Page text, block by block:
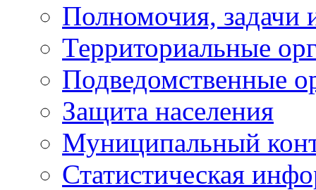
Полномочия, задачи
Территориальные
Подведомственные
Защита населения
Муниципальный
Статистическая